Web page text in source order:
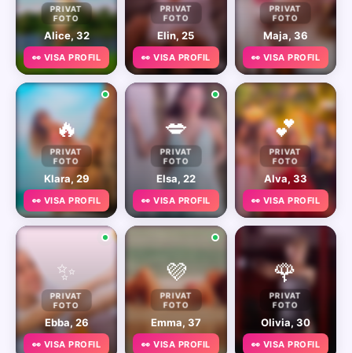
PRIVAT
FOTO
Alice, 32
👀 VISA PROFIL
PRIVAT
FOTO
Elin, 25
👀 VISA PROFIL
PRIVAT
FOTO
Maja, 36
👀 VISA PROFIL
🔥
PRIVAT
FOTO
Klara, 29
👀 VISA PROFIL
💋
PRIVAT
FOTO
Elsa, 22
👀 VISA PROFIL
💕
PRIVAT
FOTO
Alva, 33
👀 VISA PROFIL
✨
PRIVAT
FOTO
Ebba, 26
👀 VISA PROFIL
💜
PRIVAT
FOTO
Emma, 37
👀 VISA PROFIL
🌹
PRIVAT
FOTO
Olivia, 30
👀 VISA PROFIL